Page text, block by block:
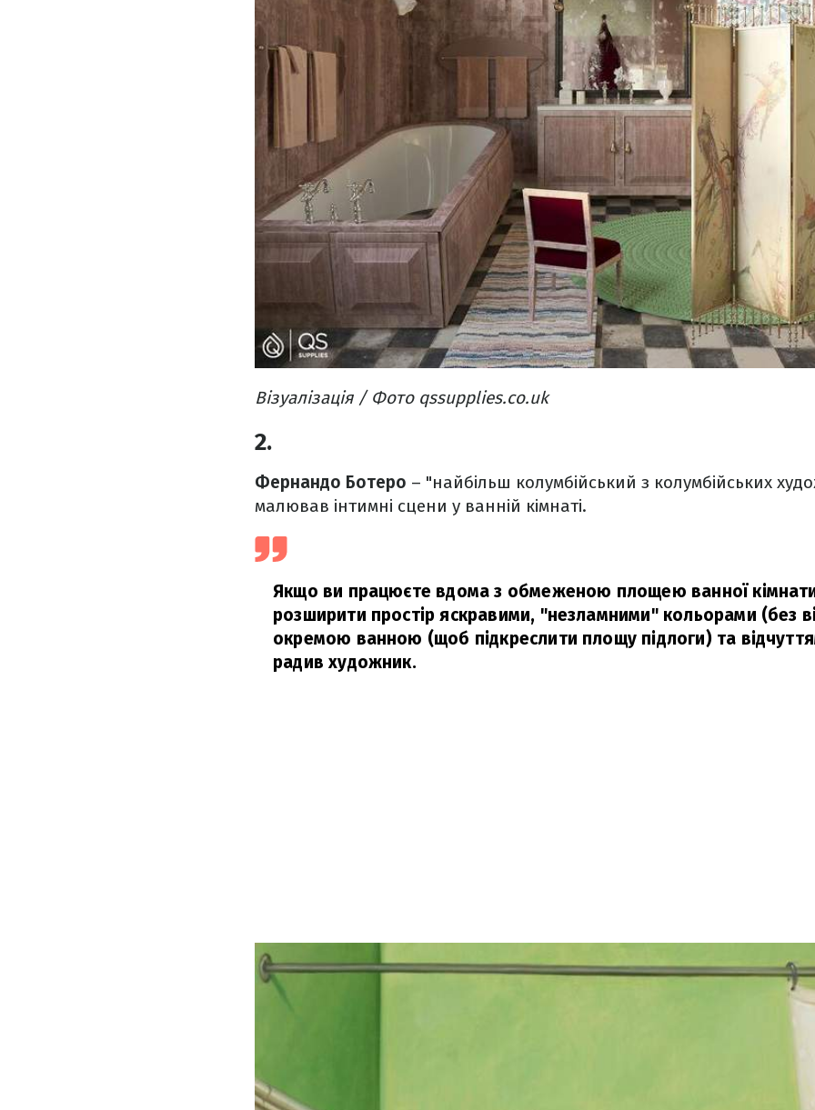
Візуалізація / Фото qssupplies.co.uk
2.
Фернандо Ботеро – "найбільш колумбійський з колумбійських
малював інтимні сцени у ванній кімнаті.
Якщо ви працюєте вдома з обмеженою площею ванної
розширити простір яскравими, "незламними" кольорами (без
окремою ванною (щоб підкреслити площу підлоги) та
радив художник.